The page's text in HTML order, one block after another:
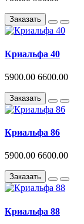
Заказать
Криальфа 40
5900.00 6600.00
Заказать
Криальфа 86
5900.00 6600.00
Заказать
Криальфа 88